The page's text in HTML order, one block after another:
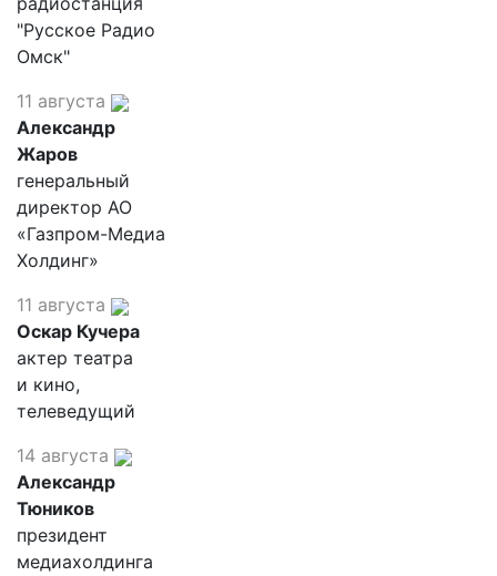
"Русское Радио
Омск"
11 августа
Александр
Жаров
генеральный
директор АО
«Газпром-Медиа
Холдинг»
11 августа
Оскар Кучера
актер театра
и кино,
телеведущий
14 августа
Александр
Тюников
президент
медиахолдинга